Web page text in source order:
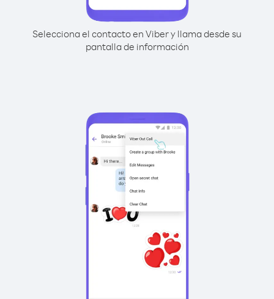
Selecciona el contacto en Viber y llama desde su
pantalla de información